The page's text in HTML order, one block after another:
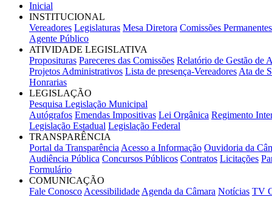
Inicial
INSTITUCIONAL
Vereadores Legislaturas Mesa Diretora Comissões Permanentes
Agente Público
ATIVIDADE LEGISLATIVA
Proposituras Pareceres das Comissões Relatório de Gestão de
Projetos Administrativos Lista de presença-Vereadores Ata de
Honrarias
LEGISLAÇÃO
Pesquisa Legislação Municipal
Autógrafos Emendas Impositivas Lei Orgânica Regimento
Legislação Estadual Legislação Federal
TRANSPARÊNCIA
Portal da Transparência Acesso a Informação Ouvidoria da
Audiência Pública Concursos Públicos Contratos Licitações
Formulário
COMUNICAÇÃO
Fale Conosco Acessibilidade Agenda da Câmara Notícias TV